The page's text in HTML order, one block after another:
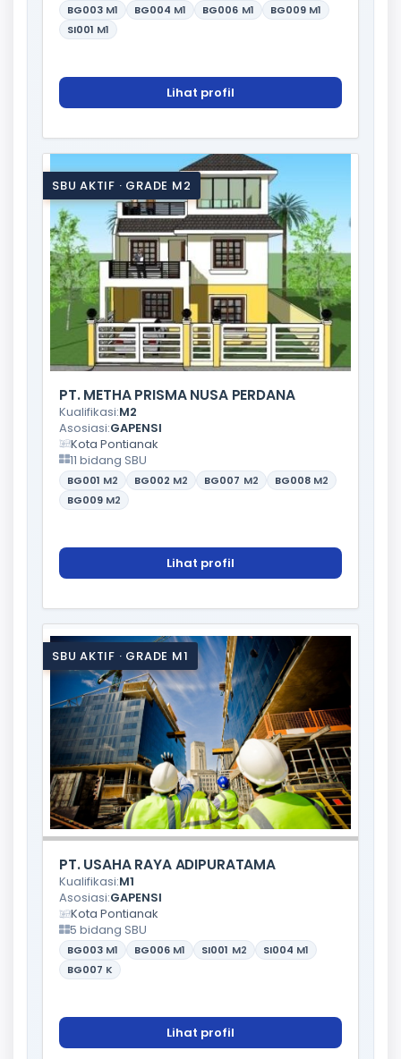
BG003 M1 BG004 M1 BG006 M1 BG009 M1
SI001 M1
Lihat profil
SBU AKTIF · GRADE M2
PT. METHA PRISMA NUSA PERDANA
Kualifikasi:M2
Asosiasi:GAPENSI
Kota Pontianak
11 bidang SBU
BG001 M2 BG002 M2 BG007 M2 BG008 M2
BG009 M2
Lihat profil
SBU AKTIF · GRADE M1
PT. USAHA RAYA ADIPURATAMA
Kualifikasi:M1
Asosiasi:GAPENSI
Kota Pontianak
5 bidang SBU
BG003 M1 BG006 M1 SI001 M2 SI004 M1
BG007 K
Lihat profil